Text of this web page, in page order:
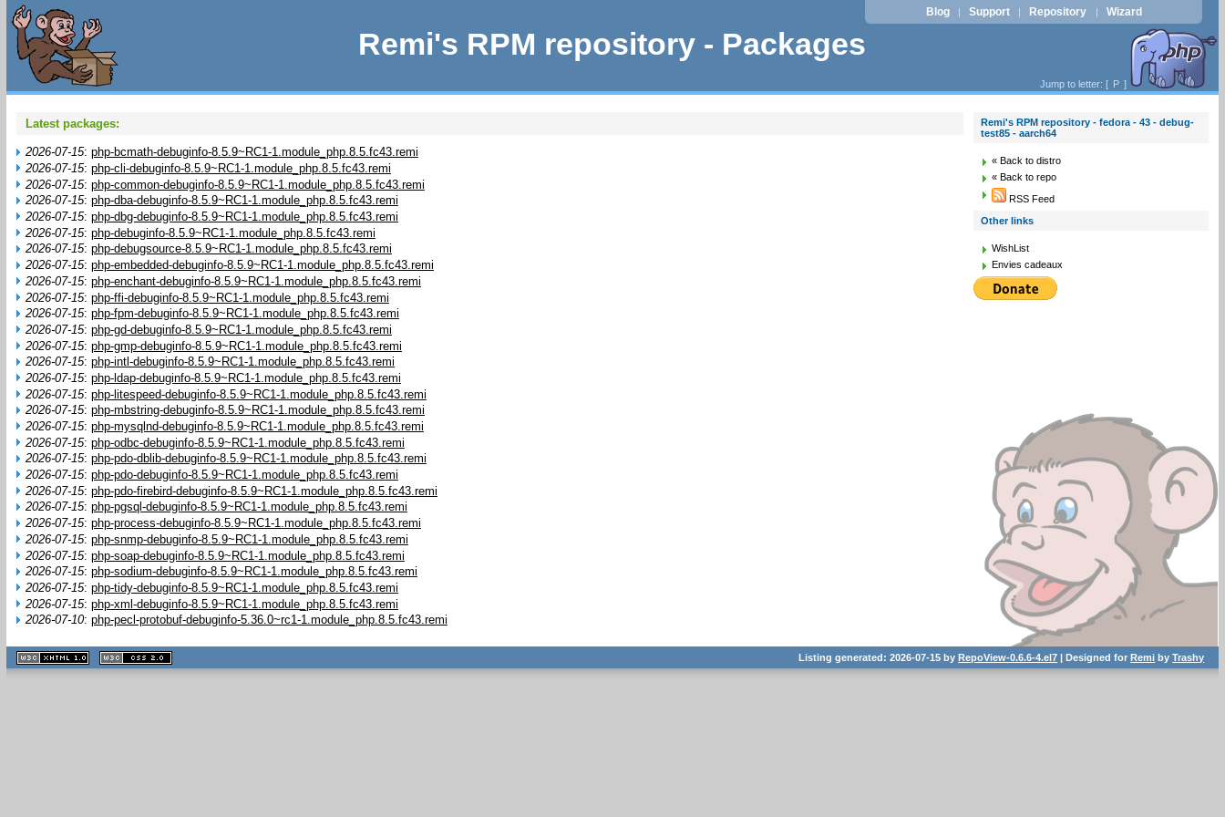
Remi's RPM repository - Packages
Blog | Support | Repository | Wizard
Jump to letter: [ P ]
Latest packages:
2026-07-15: php-bcmath-debuginfo-8.5.9~RC1-1.module_php.8.5.fc43.remi
2026-07-15: php-cli-debuginfo-8.5.9~RC1-1.module_php.8.5.fc43.remi
2026-07-15: php-common-debuginfo-8.5.9~RC1-1.module_php.8.5.fc43.remi
2026-07-15: php-dba-debuginfo-8.5.9~RC1-1.module_php.8.5.fc43.remi
2026-07-15: php-dbg-debuginfo-8.5.9~RC1-1.module_php.8.5.fc43.remi
2026-07-15: php-debuginfo-8.5.9~RC1-1.module_php.8.5.fc43.remi
2026-07-15: php-debugsource-8.5.9~RC1-1.module_php.8.5.fc43.remi
2026-07-15: php-embedded-debuginfo-8.5.9~RC1-1.module_php.8.5.fc43.remi
2026-07-15: php-enchant-debuginfo-8.5.9~RC1-1.module_php.8.5.fc43.remi
2026-07-15: php-ffi-debuginfo-8.5.9~RC1-1.module_php.8.5.fc43.remi
2026-07-15: php-fpm-debuginfo-8.5.9~RC1-1.module_php.8.5.fc43.remi
2026-07-15: php-gd-debuginfo-8.5.9~RC1-1.module_php.8.5.fc43.remi
2026-07-15: php-gmp-debuginfo-8.5.9~RC1-1.module_php.8.5.fc43.remi
2026-07-15: php-intl-debuginfo-8.5.9~RC1-1.module_php.8.5.fc43.remi
2026-07-15: php-ldap-debuginfo-8.5.9~RC1-1.module_php.8.5.fc43.remi
2026-07-15: php-litespeed-debuginfo-8.5.9~RC1-1.module_php.8.5.fc43.remi
2026-07-15: php-mbstring-debuginfo-8.5.9~RC1-1.module_php.8.5.fc43.remi
2026-07-15: php-mysqlnd-debuginfo-8.5.9~RC1-1.module_php.8.5.fc43.remi
2026-07-15: php-odbc-debuginfo-8.5.9~RC1-1.module_php.8.5.fc43.remi
2026-07-15: php-pdo-dblib-debuginfo-8.5.9~RC1-1.module_php.8.5.fc43.remi
2026-07-15: php-pdo-debuginfo-8.5.9~RC1-1.module_php.8.5.fc43.remi
2026-07-15: php-pdo-firebird-debuginfo-8.5.9~RC1-1.module_php.8.5.fc43.remi
2026-07-15: php-pgsql-debuginfo-8.5.9~RC1-1.module_php.8.5.fc43.remi
2026-07-15: php-process-debuginfo-8.5.9~RC1-1.module_php.8.5.fc43.remi
2026-07-15: php-snmp-debuginfo-8.5.9~RC1-1.module_php.8.5.fc43.remi
2026-07-15: php-soap-debuginfo-8.5.9~RC1-1.module_php.8.5.fc43.remi
2026-07-15: php-sodium-debuginfo-8.5.9~RC1-1.module_php.8.5.fc43.remi
2026-07-15: php-tidy-debuginfo-8.5.9~RC1-1.module_php.8.5.fc43.remi
2026-07-15: php-xml-debuginfo-8.5.9~RC1-1.module_php.8.5.fc43.remi
2026-07-10: php-pecl-protobuf-debuginfo-5.36.0~rc1-1.module_php.8.5.fc43.remi
Remi's RPM repository - fedora - 43 - debug-
test85 - aarch64
« Back to distro
« Back to repo
RSS Feed
Other links
WishList
Envies cadeaux
XHTML
1.1 valide
2.0 valide
Listing generated: 2026-07-15 by RepoView-0.6.6-4.el7 | Designed forRemi byTrashy